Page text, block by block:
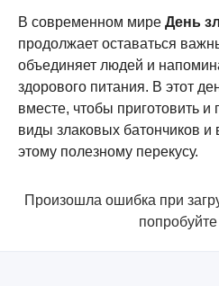
В современном мире День
продолжает оставаться
объединяет людей и
здорового питания. В этот
вместе, чтобы приготовить
виды злаковых батончиков
этому полезному перекусу.
Произошла ошибка при